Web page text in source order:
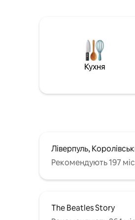
за ніч. За необхідності під
бронювання.Кухня
Ліверпуль,
Рекомендують 197
The Beatles Story